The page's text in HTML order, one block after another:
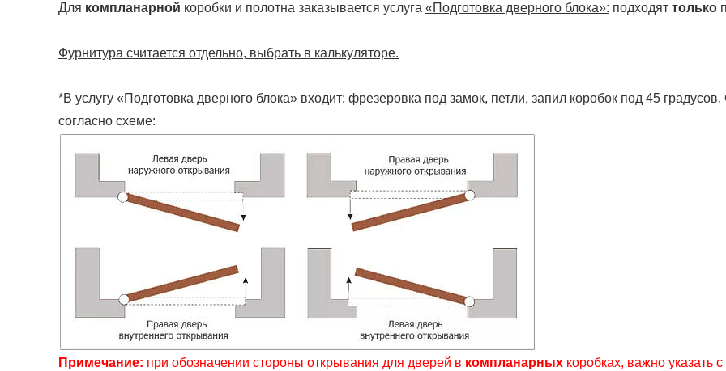
Для компланарной коробки и полотна заказывается услуга «Подготовка дверного блока»: подходят только
Фурнитура считается отдельно, выбрать в калькуляторе.
*В услугу «Подготовка дверного блока» входит: фрезеровка под замок, петли, запил коробок под 45
согласно схеме:
Примечание: при обозначении стороны открывания для дверей в компланарных коробках, важно указать